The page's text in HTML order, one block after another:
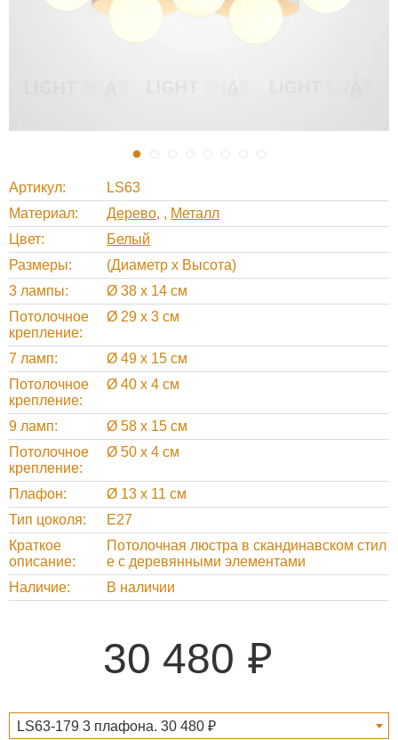
Артикул
LS63
Материал
Дерево , Металл
Цвет
Белый
Размеры
(Диаметр х Высота)
3 лампы
Ø 38 х 14 см
Потолочное
крепление
Ø 29 х 3 см
7 ламп
Ø 49 х 15 см
Потолочное
крепление
Ø 40 х 4 см
9 ламп
Ø 58 х 15 см
Потолочное
крепление
Ø 50 х 4 см
Плафон
Ø 13 х 11 см
Тип цоколя
Е27
Краткое
описание
Потолочная люстра в скандинавском стил
е с деревянными элементами
Наличие
В наличии
30 480
LS63-179 3 плафона. 30 480 ₽